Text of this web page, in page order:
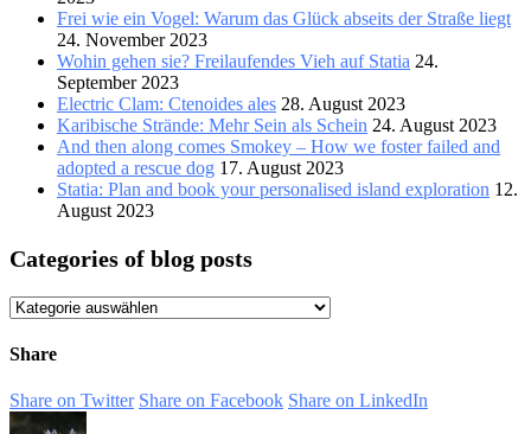
Frei wie ein Vogel: Warum das Glück abseits der Straße liegt
24. November 2023
Wohin gehen sie? Freilaufendes Vieh auf Statia 24.
September 2023
Electric Clam: Ctenoides ales 28. August 2023
Karibische Strände: Mehr Sein als Schein 24. August 2023
And then along comes Smokey – How we foster failed and
adopted a rescue dog 17. August 2023
Statia: Plan and book your personalised island exploration 12.
August 2023
Categories of blog posts
Categories
blog
Share
Share on Twitter Share on Facebook Share on LinkedIn